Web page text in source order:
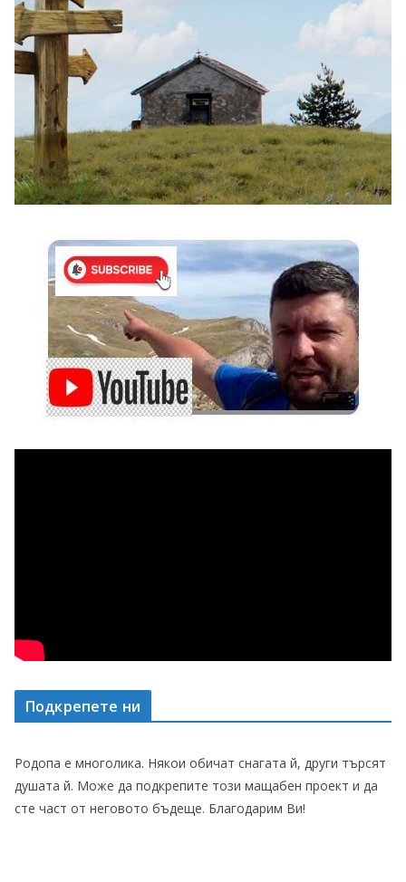
Подкрепете ни
Родопа е многолика. Някои обичат снагата й, други търсят
душата й. Може да подкрепите този мащабен проект и да
сте част от неговото бъдеще. Благодарим Ви!